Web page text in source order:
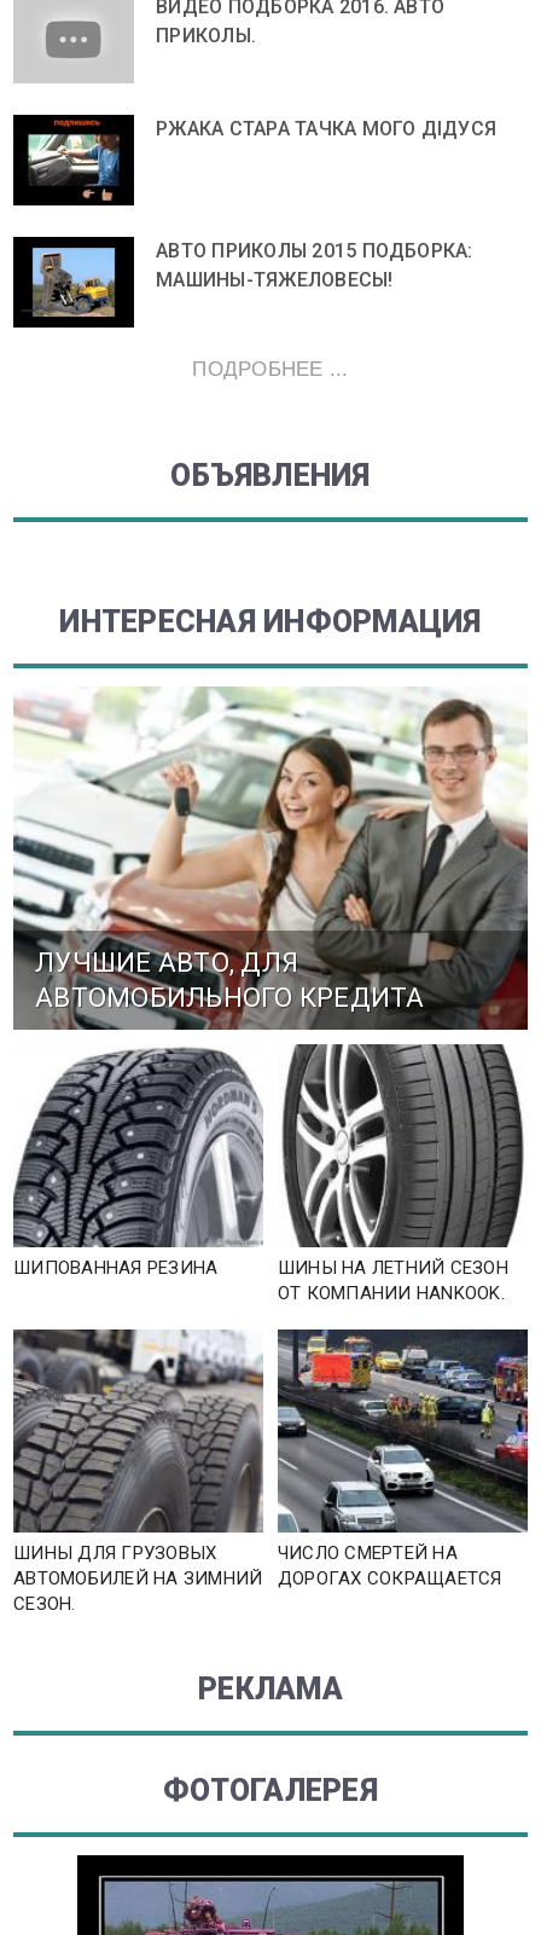
ВИДЕО ПОДБОРКА 2016. АВТО
ПРИКОЛЫ.
РЖАКА СТАРА ТАЧКА МОГО ДІДУСЯ
АВТО ПРИКОЛЫ 2015 ПОДБОРКА:
МАШИНЫ-ТЯЖЕЛОВЕСЫ!
ПОДРОБНЕЕ ...
ОБЪЯВЛЕНИЯ
ИНТЕРЕСНАЯ ИНФОРМАЦИЯ
ЛУЧШИЕ АВТО, ДЛЯ
АВТОМОБИЛЬНОГО КРЕДИТА
ШИПОВАННАЯ РЕЗИНА
ШИНЫ НА ЛЕТНИЙ СЕЗОН
ОТ КОМПАНИИ HANKOOK.
ШИНЫ ДЛЯ ГРУЗОВЫХ
АВТОМОБИЛЕЙ НА ЗИМНИЙ
СЕЗОН.
ЧИСЛО СМЕРТЕЙ НА
ДОРОГАХ СОКРАЩАЕТСЯ
РЕКЛАМА
ФОТОГАЛЕРЕЯ